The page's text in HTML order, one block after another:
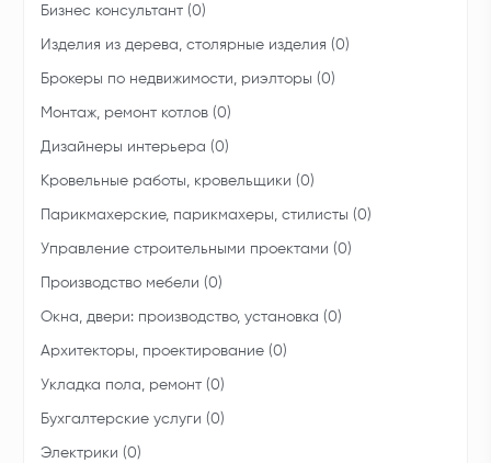
Бизнес консультант (0)
Изделия из дерева, столярные изделия (0)
Брокеры по недвижимости, риэлторы (0)
Монтаж, ремонт котлов (0)
Дизайнеры интерьера (0)
Кровельные работы, кровельщики (0)
Парикмахерские, парикмахеры, стилисты (0)
Управление строительными проектами (0)
Производство мебели (0)
Окна, двери: производство, установка (0)
Архитекторы, проектирование (0)
Укладка пола, ремонт (0)
Бухгалтерские услуги (0)
Электрики (0)